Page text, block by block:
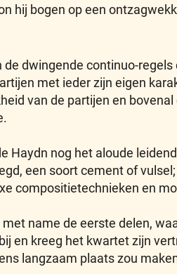
hij bogen op een
dwingende continuo-
met ieder zijn eigen
van de partijen en
Haydn nog het aloude
een soort cement of
compositietechnieken en
name de eerste delen,
en kreeg het kwartet zijn
langzaam plaats zou